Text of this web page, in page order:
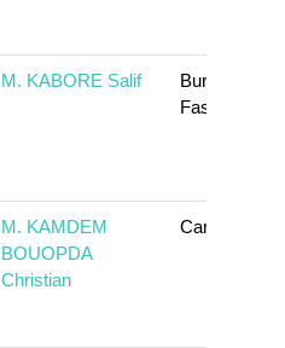
M. KABORE Salif
Burkina
Faso
M. KAMDEM
BOUOPDA
Christian
Cameroun